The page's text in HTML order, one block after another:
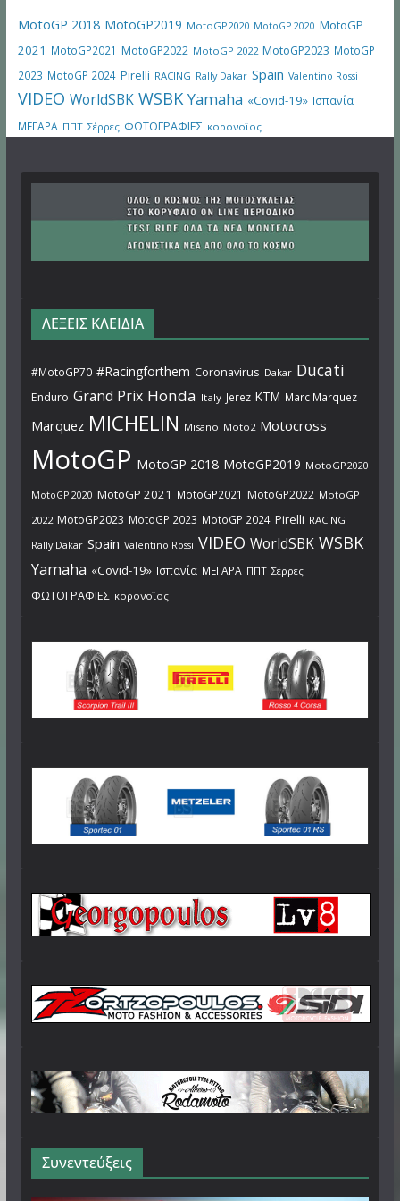
MotoGP 2018 MotoGP2019 MotoGP2020 MotoGP 2020 MotoGP
2021 MotoGP2021 MotoGP2022 MotoGP 2022 MotoGP2023 MotoGP
2023 MotoGP 2024 Pirelli RACING Rally Dakar Spain Valentino Rossi
VIDEO WorldSBK WSBK Yamaha «Covid-19» Ισπανία
ΜΕΓΑΡΑ ΠΠΤ Σέρρες ΦΩΤΟΓΡΑΦΙΕΣ κορονοϊος
ΛΕΞΕΙΣ ΚΛΕΙΔΙΑ
#MotoGP70 #Racingforthem Coronavirus Dakar Ducati
Enduro Grand Prix Honda Italy Jerez KTM Marc Marquez
Marquez MICHELIN Misano Moto2 Motocross
MotoGP MotoGP 2018 MotoGP2019 MotoGP2020
MotoGP 2020 MotoGP 2021 MotoGP2021 MotoGP2022 MotoGP
2022 MotoGP2023 MotoGP 2023 MotoGP 2024 Pirelli RACING
Rally Dakar Spain Valentino Rossi VIDEO WorldSBK WSBK
Yamaha «Covid-19» Ισπανία ΜΕΓΑΡΑ ΠΠΤ Σέρρες
ΦΩΤΟΓΡΑΦΙΕΣ κορονοϊος
Συνεντεύξεις